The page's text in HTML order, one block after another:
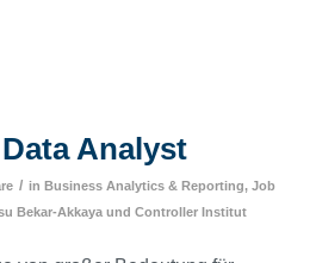
Analyst
/ in Business Analytics & Reporting, Job
Bekar-Akkayaund Controller Institut